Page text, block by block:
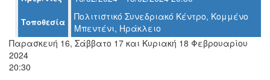
ΜΑΣ
Τοποθεσία
Πολιτιστικό Συνεδριακό Κέντρο, Κομμένο
Μπεντένι, Ηράκλειο
Παρασκευή 16, Σάββατο 17 και Κυριακή 18 Φεβρουαρίου
2024
20:30